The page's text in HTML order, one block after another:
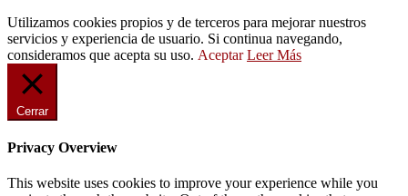
Utilizamos cookies propios y de terceros para mejorar nuestros
servicios y experiencia de usuario. Si continua navegando,
consideramos que acepta su uso. Aceptar Leer Más
Cerrar
Privacy Overview
This website uses cookies to improve your experience while you